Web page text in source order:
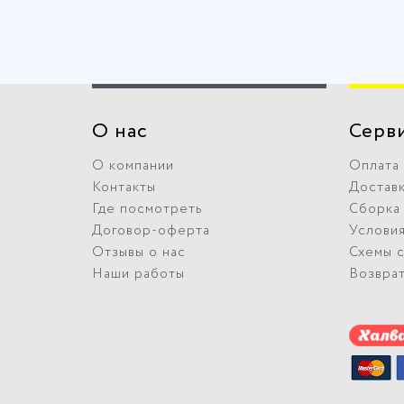
О нас
О компании
Контакты
Где посмотреть
Договор-оферта
Отзывы о нас
Наши работы
Оплата
Сборка
Схемы